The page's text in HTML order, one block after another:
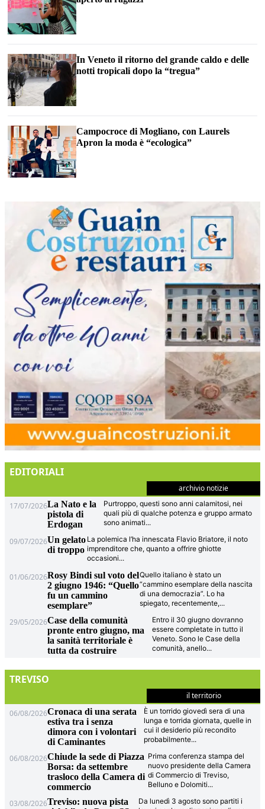
In Veneto il ritorno del grande caldo e delle
notti tropicali dopo la “tregua”
Campocroce di Mogliano, con Laurels
Apron la moda è “ecologica”
EDITORIALI
archivio notizie
17/07/2026La Nato e la
pistola di
Erdogan
Purtroppo, questi sono anni calamitosi, nei
quali più di qualche potenza e gruppo armato
sono animati...
09/07/2026Un gelato
di troppo
La polemica l’ha innescata Flavio Briatore, il noto
imprenditore che, quanto a offrire ghiotte
occasioni...
01/06/2026Rosy Bindi sul voto del
2 giugno 1946: “Quello
fu un cammino
esemplare”
Quello italiano è stato un
“cammino esemplare della nascita
di una democrazia”. Lo ha
spiegato, recentemente,...
29/05/2026Case della comunità
pronte entro giugno, ma
la sanità territoriale è
tutta da costruire
Entro il 30 giugno dovranno
essere completate in tutto il
Veneto. Sono le Case della
comunità, anello...
TREVISO
il territorio
06/08/2026Cronaca di una serata
estiva tra i senza
dimora con i volontari
di Caminantes
È un torrido giovedì sera di una
lunga e torrida giornata, quelle in
cui il desiderio più recondito
probabilmente...
06/08/2026Chiude la sede di Piazza
Borsa: da settembre
trasloco della Camera di
commercio
Prima conferenza stampa del
nuovo presidente della Camera
di Commercio di Treviso,
Belluno e Dolomiti...
03/08/2026Treviso: nuova pista
Da lunedì 3 agosto sono partiti i